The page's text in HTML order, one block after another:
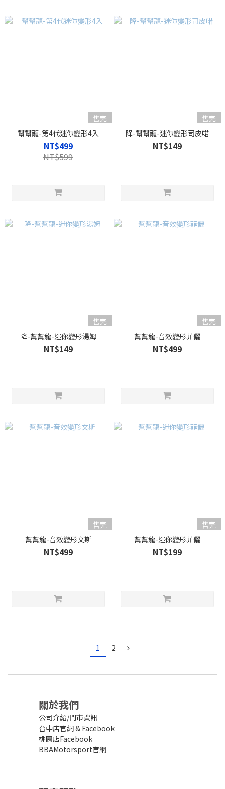
售完
幫幫龍-第4代迷你變形4入
NT$499
NT$599
售完
降-幫幫龍-迷你變形司皮喏
NT$149
售完
降-幫幫龍-迷你變形湯姆
NT$149
售完
幫幫龍-音效變形菲儷
NT$499
售完
幫幫龍-音效變形文斯
NT$499
售完
幫幫龍-迷你變形菲儷
NT$199
1 2
關於我們
公司介紹/門市資訊
台中店官網& Facebook
桃園店Facebook
BBAMotorsport官網